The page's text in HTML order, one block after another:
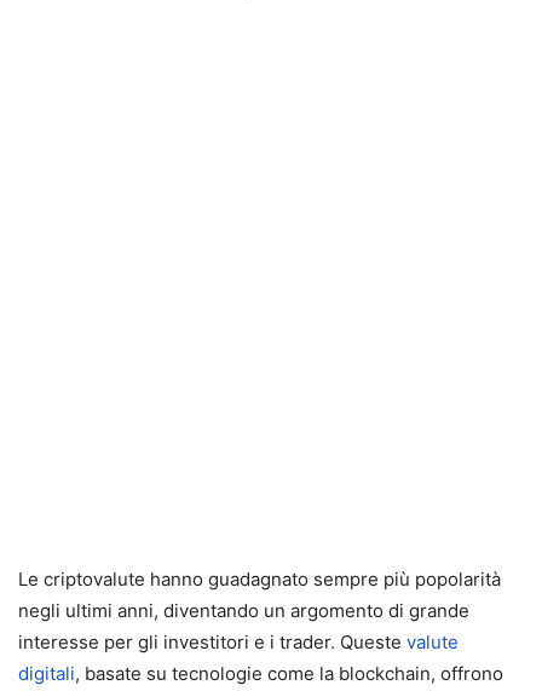
Le criptovalute hanno guadagnato sempre più popolarità
negli ultimi anni, diventando un argomento di grande
interesse per gli investitori e i trader. Queste valute
digitali, basate su tecnologie come la blockchain, offrono